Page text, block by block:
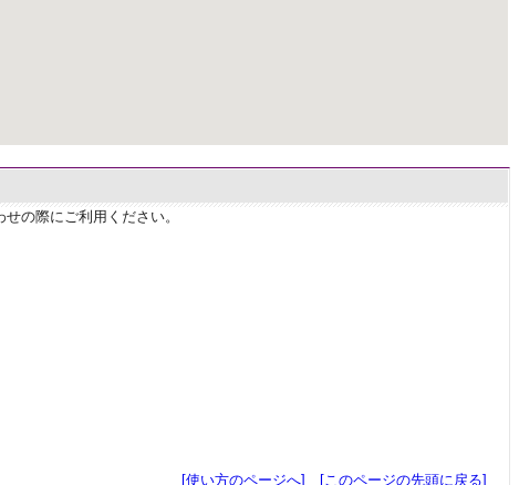
の際にご利用ください。
[使い方のページへ]
[このページの先頭に戻る]